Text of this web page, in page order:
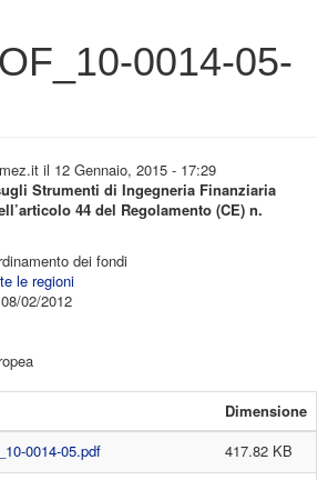
0014-05-
il 12 Gennaio, 2015 - 17:29
Strumenti di Ingegneria Finanziaria
44 del Regolamento (CE) n.
dei fondi
le regioni
08/02/2012
Dimensione
0014-05.pdf
417.82 KB